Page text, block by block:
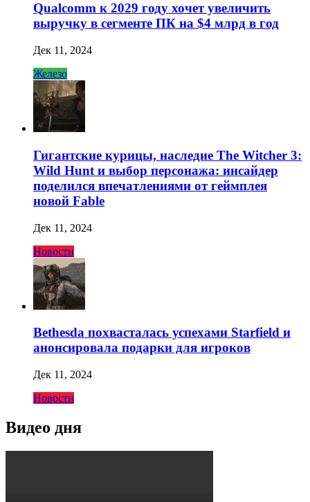
Qualcomm к 2029 году хочет увеличить
выручку в сегменте ПК на $4 млрд в год
Дек 11, 2024
Железо
Гигантские курицы, наследие The Witcher 3:
Wild Hunt и выбор персонажа: инсайдер
поделился впечатлениями от геймплея
новой Fable
Дек 11, 2024
Новости
Bethesda похвасталась успехами Starfield и
анонсировала подарки для игроков
Дек 11, 2024
Новости
Видео дня